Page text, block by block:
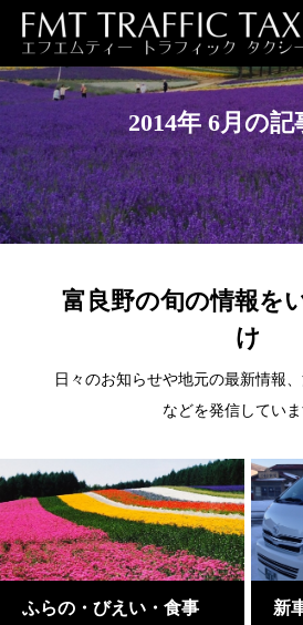
2014年 6月の記
富良野の旬の情報を
け
日々のお知らせや地元の最新情報
などを発信していま
ふらの・びえい・食事
新